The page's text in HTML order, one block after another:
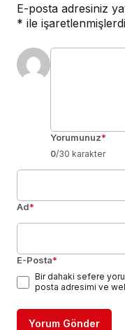
E-posta adresiniz
* ile
Yorumunuz*
0/30 karakter
Ad*
E-Posta*
Bir dahaki sefere
posta adresimi ve
Yorum Gönder